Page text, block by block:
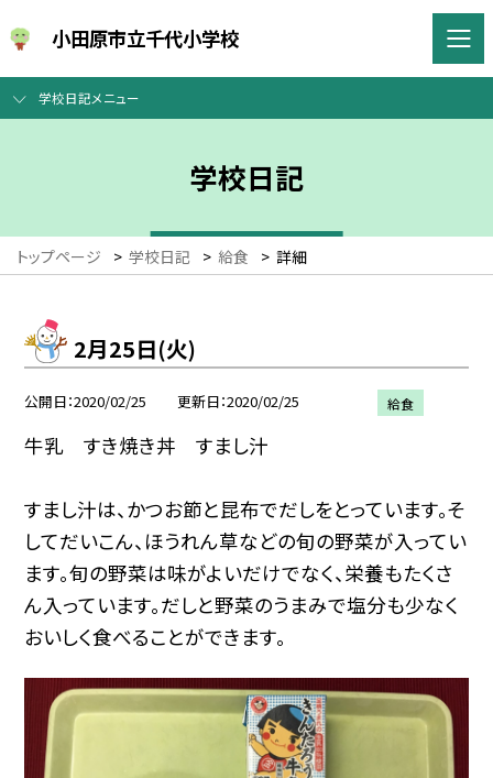
小田原市立千代小学校
学校日記メニュー
学校日記
トップページ > 学校日記 > 給食 > 詳細
2月25日(火)
公開日 2020/02/25 更新日 2020/02/25 給食
牛乳 すき焼き丼 すまし汁
すまし汁は、かつお節と昆布でだしをとっています。そ
してだいこん、ほうれん草などの旬の野菜が入ってい
ます。旬の野菜は味がよいだけでなく、栄養もたくさ
ん入っています。だしと野菜のうまみで塩分も少なく
おいしく食べることができます。